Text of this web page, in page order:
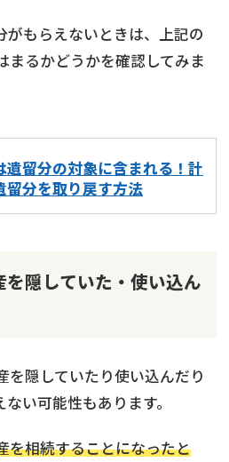
がもらえないときは、上記の
まるかどうかを確認してみま
遺留分の対象に含まれる！計
留分を取り戻す方法
隠していた・使い込ん
を隠していたり使い込んだり
い可能性もあります。
を相続することになったと